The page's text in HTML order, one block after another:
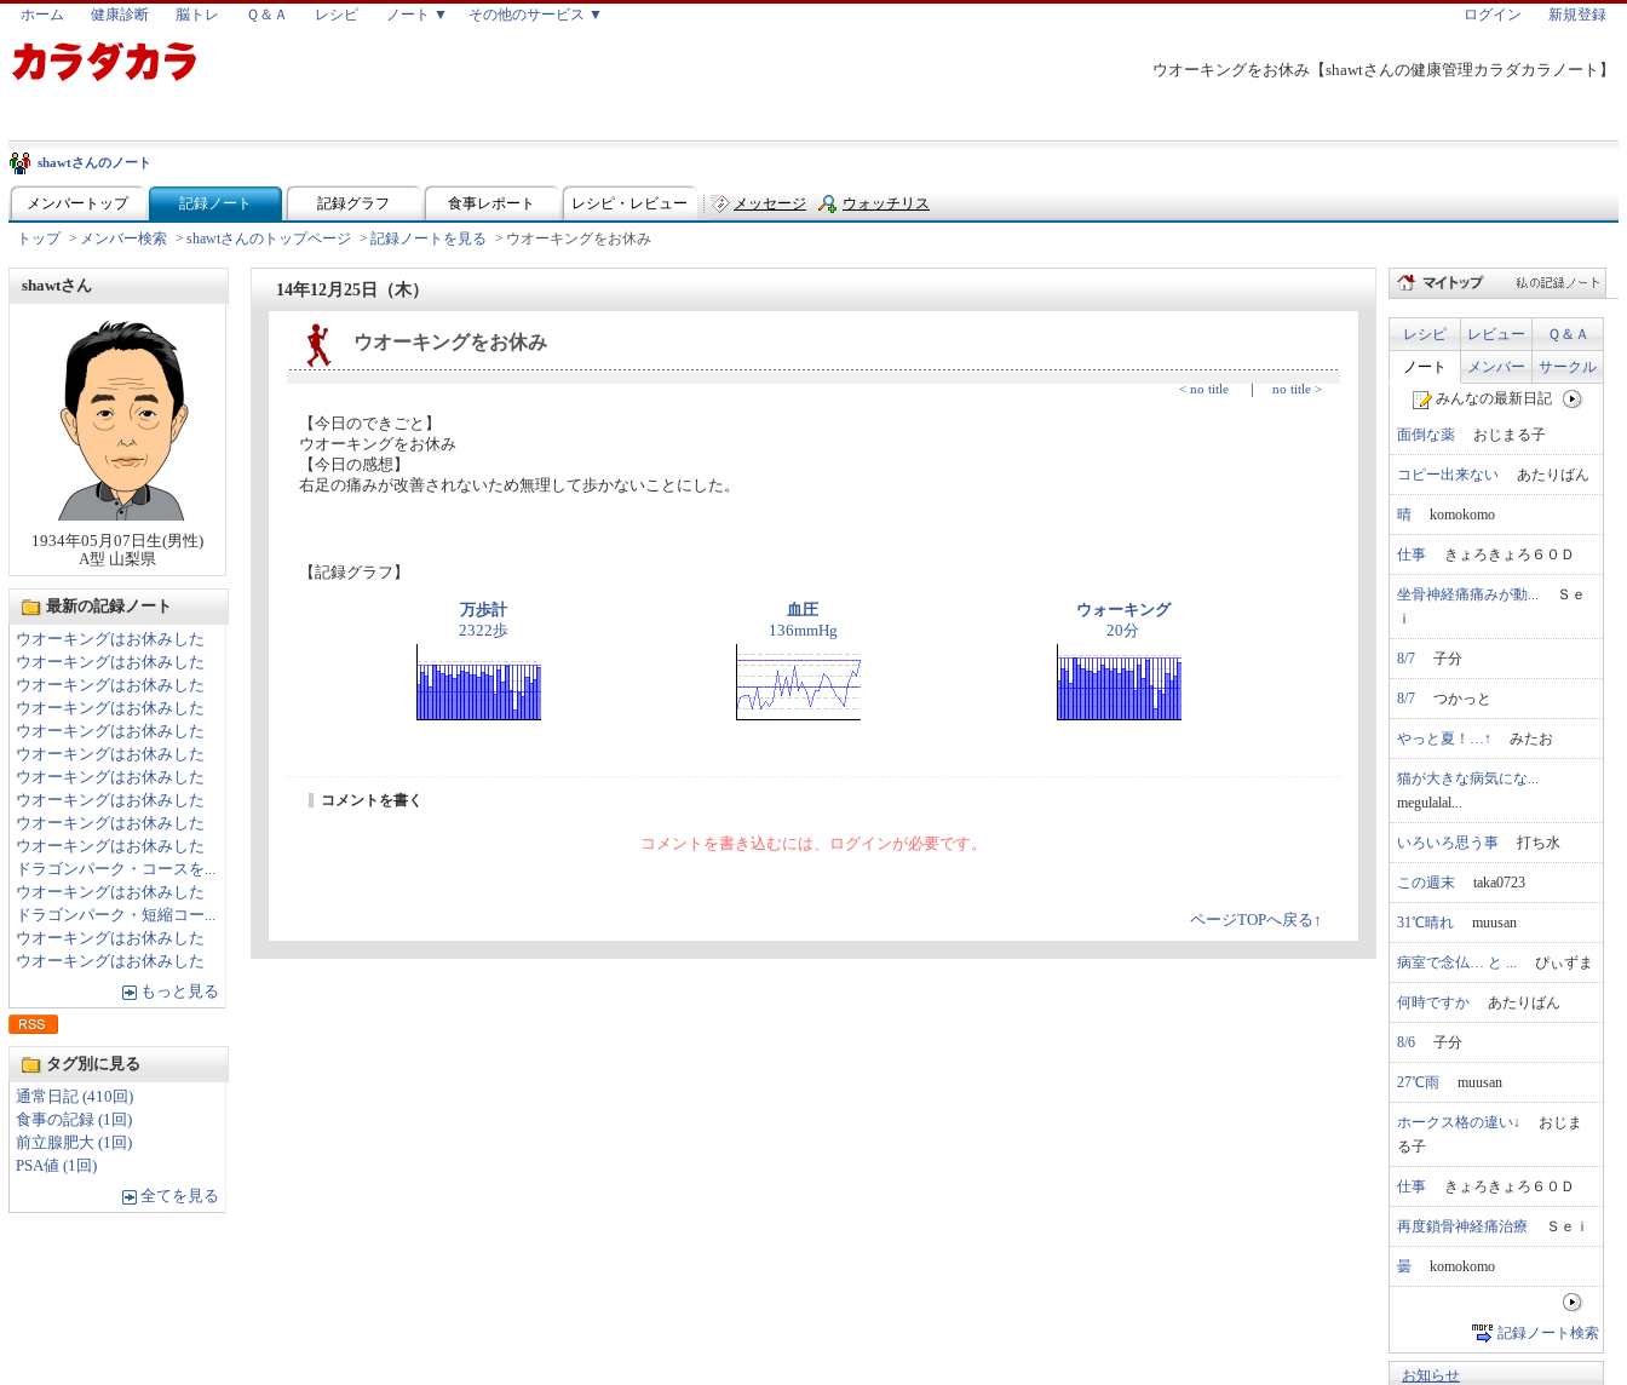
ウオーキングをお休み【shawtさんの健康管理カラダカラノート】
ホーム 健康診断 脳トレ Ｑ＆Ａ レシピ ノート ▼ その他のサービス ▼ ログイン 新規登録
shawtさんのノート
メンバートップ 記録ノート 記録グラフ 食事レポート レシピ・レビュー メッセージ ウォッチリス
トップ > メンバー検索 > shawtさんのトップページ > 記録ノートを見る > ウオーキングをお休み
shawtさん
1934年05月07日生(男性)
A型 山梨県
最新の記録ノート
ウオーキングはお休みした
ウオーキングはお休みした
ウオーキングはお休みした
ウオーキングはお休みした
ウオーキングはお休みした
ウオーキングはお休みした
ウオーキングはお休みした
ウオーキングはお休みした
ウオーキングはお休みした
ウオーキングはお休みした
ドラゴンパーク・コースを...
ウオーキングはお休みした
ドラゴンパーク・短縮コー...
ウオーキングはお休みした
ウオーキングはお休みした
もっと見る
タグ別に見る
通常日記 (410回)
食事の記録 (1回)
前立腺肥大 (1回)
PSA値 (1回)
全てを見る
14年12月25日（木）
ウオーキングをお休み
< no title ｜ no title >
【今日のできごと】
ウオーキングをお休み
【今日の感想】
右足の痛みが改善されないため無理して歩かないことにした。
【記録グラフ】
万歩計
2322歩
血圧
136mmHg
ウォーキング
20分
コメントを書く
コメントを書き込むには、ログインが必要です。
ページTOPへ戻る↑
レシピ レビュー
Ｑ＆Ａ
ノート
メンバー
サークル
みんなの最新日記
面倒な薬 おじまる子
コピー出来ない あたりばん
晴 komokomo
仕事 きょろきょろ６０Ｄ
坐骨神経痛痛みが動... Ｓｅ
ｉ
8/7 子分
8/7 つかっと
やっと夏！…↑ みたお
猫が大きな病気にな...
megulalal...
いろいろ思う事 打ち水
この週末 taka0723
31℃晴れ muusan
病室で念仏… と ... ぴぃずま
何時ですか あたりばん
8/6 子分
27℃雨 muusan
ホークス格の違い↓ おじま
る子
仕事 きょろきょろ６０Ｄ
再度鎖骨神経痛治療 Ｓｅｉ
曇 komokomo
記録ノート検索
お知らせ